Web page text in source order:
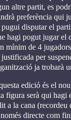
altre partit, es
preferència qui
disputar el
hagi pogut jugar el
mínim de 4
per
ja trobarà
edició és el
figura serà qui hagi
a la cana (recordeu
directe com